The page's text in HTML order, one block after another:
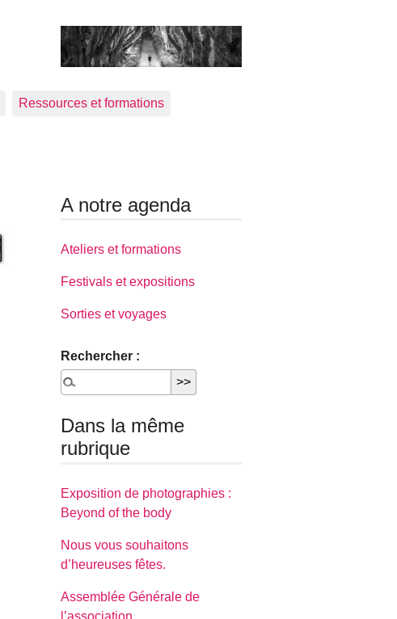
Ressources et formations
A notre agenda
Ateliers et formations
Festivals et expositions
Sorties et voyages
Rechercher :
Dans la même
rubrique
Exposition de photographies :
Beyond of the body
Nous vous souhaitons
d’heureuses fêtes.
Assemblée Générale de
l’association.